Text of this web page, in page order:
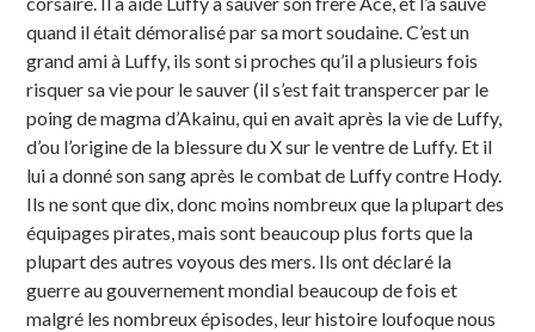
quand il était démoralisé par sa mort soudaine. C’est un
grand ami à Luffy, ils sont si proches qu’il a plusieurs fois
risquer sa vie pour le sauver (il s’est fait transpercer par le
poing de magma d’Akainu, qui en avait après la vie de Luffy,
d’ou l’origine de la blessure du X sur le ventre de Luffy. Et il
lui a donné son sang après le combat de Luffy contre Hody.
Ils ne sont que dix, donc moins nombreux que la plupart des
équipages pirates, mais sont beaucoup plus forts que la
plupart des autres voyous des mers. Ils ont déclaré la
guerre au gouvernement mondial beaucoup de fois et
malgré les nombreux épisodes, leur histoire loufoque nous